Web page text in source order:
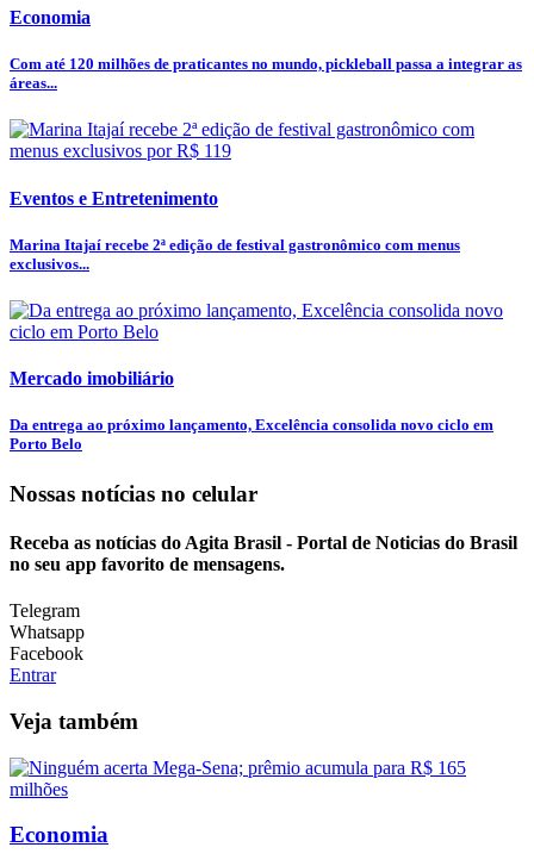
Economia
Com até 120 milhões de praticantes no mundo, pickleball passa a integrar as
áreas...
Eventos e Entretenimento
Marina Itajaí recebe 2ª edição de festival gastronômico com menus
exclusivos...
Mercado imobiliário
Da entrega ao próximo lançamento, Excelência consolida novo ciclo em
Porto Belo
Nossas notícias no celular
Receba as notícias do Agita Brasil - Portal de Noticias do Brasil
no seu app favorito de mensagens.
Telegram
Whatsapp
Facebook
Entrar
Veja também
Economia